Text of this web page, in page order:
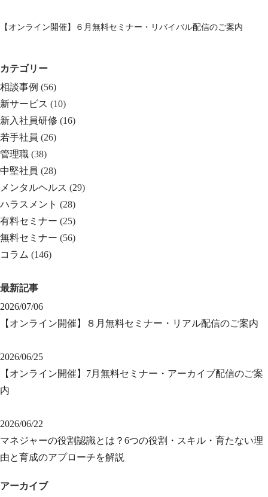
【オンライン開催】６月無料セミナー・リバイバル配信のご案内
カテゴリー
相談事例 (56)
新サービス (10)
新入社員研修 (16)
若手社員 (26)
管理職 (38)
中堅社員 (28)
メンタルヘルス (29)
ハラスメント (28)
有料セミナー (25)
無料セミナー (56)
コラム (146)
最新記事
2026/07/06
【オンライン開催】８月無料セミナー・リアル配信のご案内
2026/06/25
【オンライン開催】7月無料セミナー・アーカイブ配信のご案
内
2026/06/22
マネジャーの役割認識とは？6つの役割・スキル・育たない理
由と育成のアプローチを解説
アーカイブ